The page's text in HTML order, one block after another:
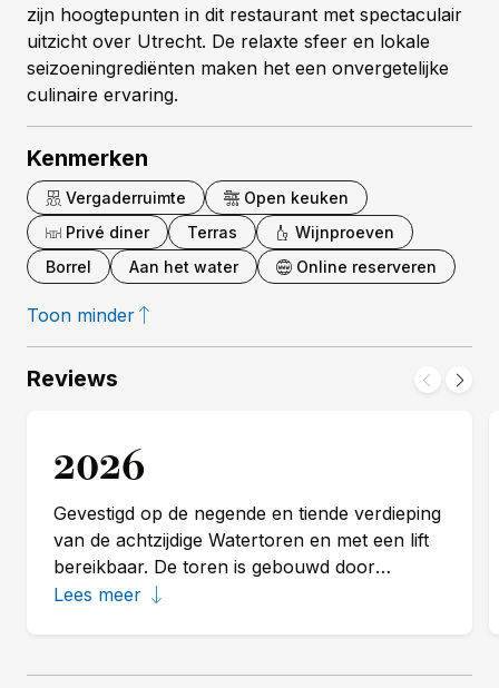
zijn hoogtepunten in dit restaurant met spectaculair
uitzicht over Utrecht. De relaxte sfeer en lokale
seizoeningrediënten maken het een onvergetelijke
culinaire ervaring.
Kenmerken
Vergaderruimte
Open keuken
Privé diner
Terras
Wijnproeven
Borrel
Aan het water Online reserveren
Toon minder
Reviews
2026
Gevestigd op de negende en tiende verdieping
van de achtzijdige Watertoren en met een lift
bereikbaar. De toren is gebouwd door
architect J. Pater. Van hieruit heb je vooral bij
tafels zijn gerangschikt om de open keuken
Lees meer